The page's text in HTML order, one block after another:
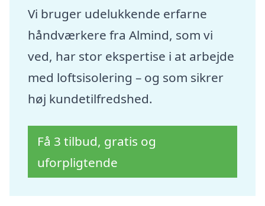
Vi bruger udelukkende erfarne
håndværkere fra Almind, som vi
ved, har stor ekspertise i at arbejde
med loftsisolering – og som sikrer
høj kundetilfredshed.
Få 3 tilbud, gratis og
uforpligtende